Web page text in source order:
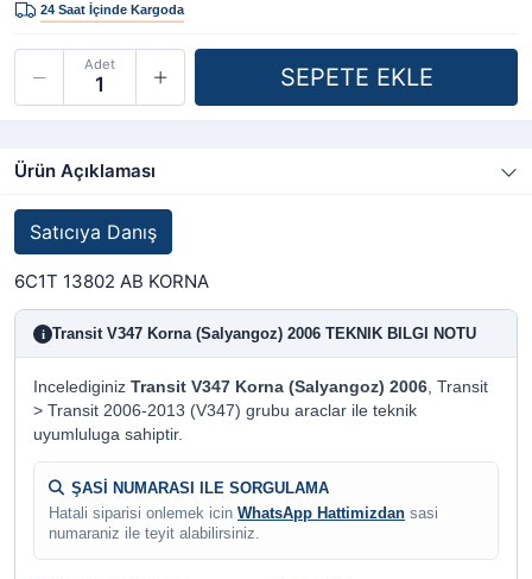
Adet
Ürün Açıklaması
Satıcıya Danış
6C1T 13802 AB KORNA
i Transit V347 Korna (Salyangoz) 2006 TEKNIK BILGI NOTU
Incelediginiz Transit V347 Korna (Salyangoz) 2006, Transit
> Transit 2006-2013 (V347) grubu araclar ile teknik
uyumluluga sahiptir.
ŞASİ NUMARASI ILE SORGULAMA
Hatali siparisi onlemek icin WhatsApp Hattimizdan sasi
numaraniz ile teyit alabilirsiniz.